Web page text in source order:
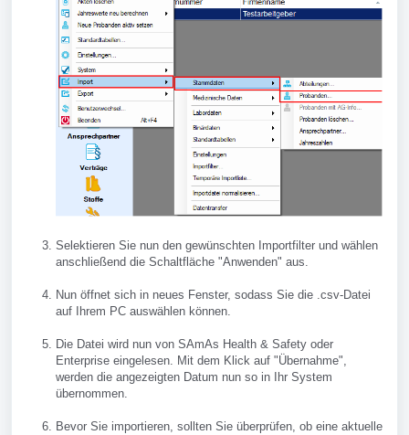
Selektieren Sie nun den gewünschten Importfilter und wählen
anschließend die Schaltfläche "Anwenden" aus.
Nun öffnet sich in neues Fenster, sodass Sie die .csv-Datei
auf Ihrem PC auswählen können.
Die Datei wird nun von SAmAs Health & Safety oder
Enterprise eingelesen. Mit dem Klick auf "Übernahme",
werden die angezeigten Datum nun so in Ihr System
übernommen.
Bevor Sie importieren, sollten Sie überprüfen, ob eine aktuelle